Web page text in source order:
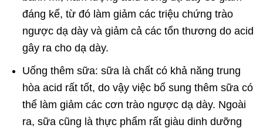
đáng kể, từ đó làm giảm các triệu chứng trào
ngược dạ dày và giảm cả các tổn thương do acid
gây ra cho dạ dày.
Uống thêm sữa: sữa là chất có khả năng trung
hòa acid rất tốt, do vậy việc bổ sung thêm sữa có
thể làm giảm các cơn trào ngược dạ dày. Ngoài
ra, sữa cũng là thực phẩm rất giàu dinh dưỡng